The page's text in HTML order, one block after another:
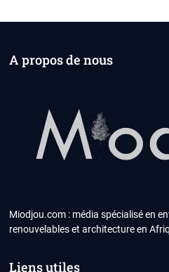
A propos de nous
Miodjou.com : média spécialisé en
renouvelables et architecture en
Liens utiles